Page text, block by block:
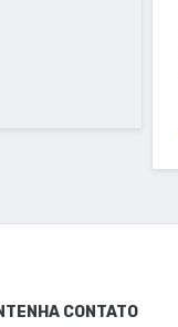
CONTATO